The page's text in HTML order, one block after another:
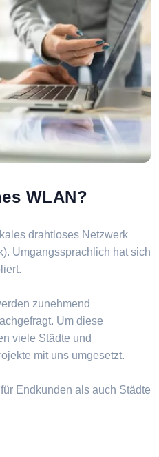
WLAN?
drahtloses Netzwerk
Umgangssprachlich hat sich
zunehmend
Um diese
viele Städte und
mit uns umgesetzt.
Endkunden als auch Städte